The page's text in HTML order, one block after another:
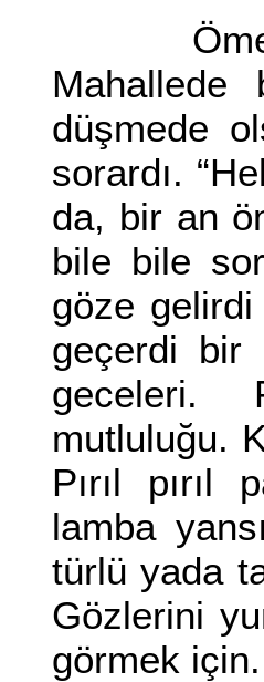
düşmede
sorardı.
da, bir an
bile bile
göze gelirdi
geçerdi bir
geceleri.
mutluluğu.
Pırıl pırıl
lamba
türlü yada
Gözlerini
görmek